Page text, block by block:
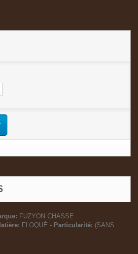
FUZYON CHASSE
FLOQUÉ - Particularité: (SANS